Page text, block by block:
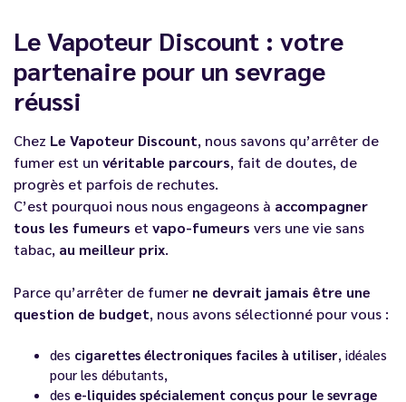
Le Vapoteur Discount : votre
partenaire pour un sevrage
réussi
Chez Le Vapoteur Discount, nous savons qu’arrêter de
fumer est un véritable parcours, fait de doutes, de
progrès et parfois de rechutes.
C’est pourquoi nous nous engageons à accompagner
tous les fumeurs et vapo-fumeurs vers une vie sans
tabac, au meilleur prix.
Parce qu’arrêter de fumer ne devrait jamais être une
question de budget, nous avons sélectionné pour vous :
des cigarettes électroniques faciles à utiliser, idéales
pour les débutants,
des e-liquides spécialement conçus pour le sevrage